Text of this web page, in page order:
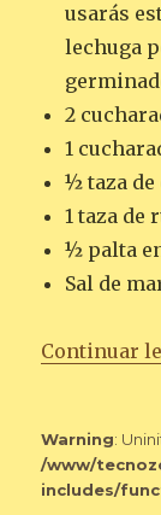
usarás
lechuga
2
1
½ taza
1 taza de
½ palta
Sal de
Continuar
Warning:
/www/
includes/